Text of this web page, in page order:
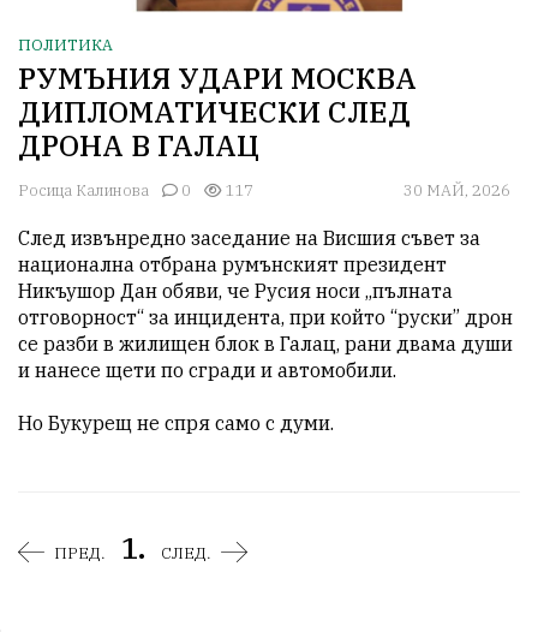
ПОЛИТИКА
РУМЪНИЯ УДАРИ МОСКВА
ДИПЛОМАТИЧЕСКИ СЛЕД
ДРОНА В ГАЛАЦ
Росица Калинова 0 117 30 МАЙ, 2026
След извънредно заседание на Висшия съвет за
национална отбрана румънският президент
Никъушор Дан обяви, че Русия носи „пълната
отговорност“ за инцидента, при който “руски” дрон
се разби в жилищен блок в Галац, рани двама души
и нанесе щети по сгради и автомобили.
Но Букурещ не спря само с думи.
ПРЕД. 1. СЛЕД.